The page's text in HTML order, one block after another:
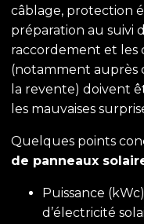
câblage, protection
préparation au suivi
raccordement et les
(notamment auprès
la revente) doivent
les mauvaises
Quelques points
de panneaux
Puissance
d’électricité